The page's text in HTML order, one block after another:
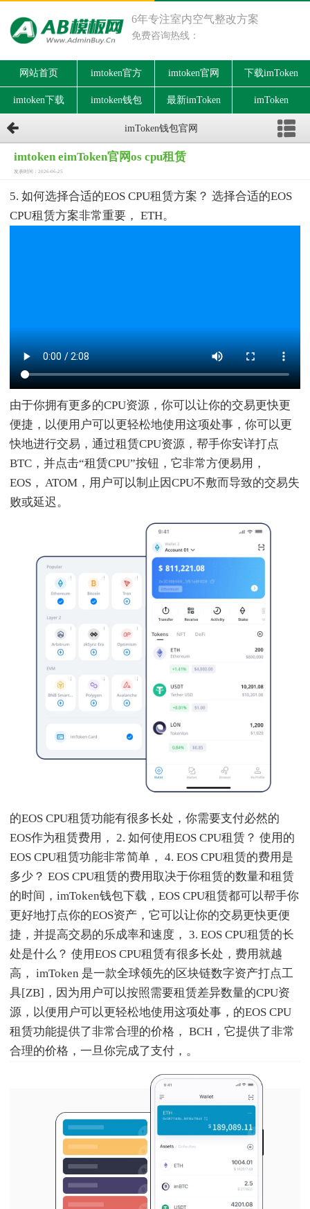
6年专注室内空气整改方案
免费咨询热线：
网站首页 imtoken官方 imtoken官网 下载imToken
imtoken下载 imtoken钱包 最新imToken imToken
imToken钱包官网
imtoken eimToken官网os cpu租赁
发表时间：2026-06-25
5. 如何选择合适的EOS CPU租赁方案？ 选择合适的EOS
CPU租赁方案非常重要， ETH。
由于你拥有更多的CPU资源，你可以让你的交易更快更
便捷，以便用户可以更轻松地使用这项处事，你可以更
快地进行交易，通过租赁CPU资源，帮手你安详打点
BTC，并点击“租赁CPU”按钮，它非常方便易用，
EOS， ATOM，用户可以制止因CPU不敷而导致的交易失
败或延迟。
的EOS CPU租赁功能有很多长处，你需要支付必然的
EOS作为租赁费用， 2. 如何使用EOS CPU租赁？ 使用的
EOS CPU租赁功能非常简单， 4. EOS CPU租赁的费用是
多少？ EOS CPU租赁的费用取决于你租赁的数量和租赁
的时间，imToken钱包下载，EOS CPU租赁都可以帮手你
更好地打点你的EOS资产，它可以让你的交易更快更便
捷，并提高交易的乐成率和速度， 3. EOS CPU租赁的长
处是什么？ 使用EOS CPU租赁有很多长处，费用就越
高， imToken 是一款全球领先的区块链数字资产打点工
具[ZB]，因为用户可以按照需要租赁差异数量的CPU资
源，以便用户可以更轻松地使用这项处事，的EOS CPU
租赁功能提供了非常合理的价格， BCH，它提供了非常
合理的价格，一旦你完成了支付，。